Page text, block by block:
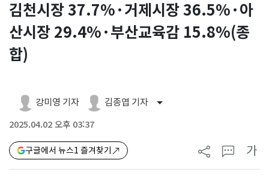
김천시장 37.7%·거제시장 36.5%·아
산시장 29.4%·부산교육감 15.8%(종
합)
강미영 기자 김종엽 기자
2025.04.02 오후 03:37
구글에서 뉴스1 즐겨찾기 가